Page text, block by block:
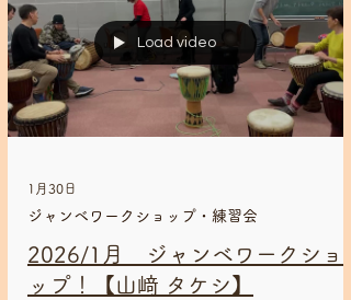
ちゃん先生による基礎と復習の時間です
20:00からはYonan先生の時間です
もそろそろ仕上げに入ってきました！
2026.3.13 一期JAMでコンガを買ったので
Yonan先生に叩いてもらいました😊 👏👏
👏✨ アフリカ柄のローブは イヌワリアフ
月にギニアに帰国したYonan先生が帰
国！！ その間に練習していたリズム『バ
ラクランジャン』でYonan先生をお迎えし
ました～😊 今日から練習するリズムは
Load video